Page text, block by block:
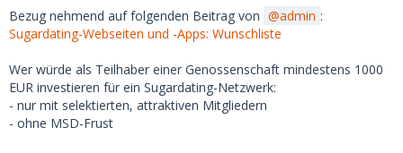
Bezug nehmend auf folgenden Beitrag von admin :
Sugardating-Webseiten und -Apps: Wunschliste
Wer würde als Teilhaber einer Genossenschaft mindestens 1000
EUR investieren für ein Sugardating-Netzwerk:
- nur mit selektierten, attraktiven Mitgliedern
- ohne MSD-Frust